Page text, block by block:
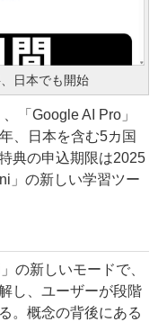
日本でも開始
「Google AI Pro」
、日本を含む5カ国
典の申込期限は2025
」の新しい学習ツー
の新しいモードで、
し、ユーザーが段階
。概念の背後にある